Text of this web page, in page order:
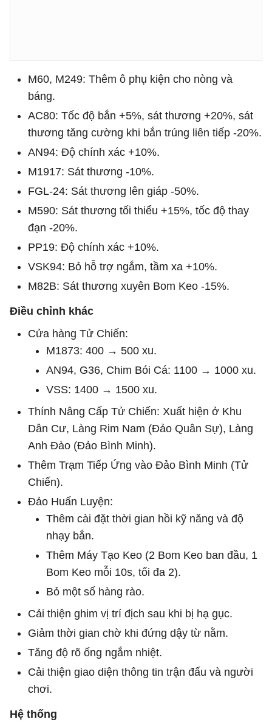
M60, M249: Thêm ô phụ kiện cho nòng và
báng.
AC80: Tốc độ bắn +5%, sát thương +20%, sát
thương tăng cường khi bắn trúng liên tiếp -20%.
AN94: Độ chính xác +10%.
M1917: Sát thương -10%.
FGL-24: Sát thương lên giáp -50%.
M590: Sát thương tối thiểu +15%, tốc độ thay
đạn -20%.
PP19: Độ chính xác +10%.
VSK94: Bỏ hỗ trợ ngắm, tầm xa +10%.
M82B: Sát thương xuyên Bom Keo -15%.
Điều chỉnh khác
Cửa hàng Tử Chiến:
M1873: 400 → 500 xu.
AN94, G36, Chim Bói Cá: 1100 → 1000 xu.
VSS: 1400 → 1500 xu.
Thính Nâng Cấp Tử Chiến: Xuất hiện ở Khu
Dân Cư, Làng Rim Nam (Đảo Quân Sự), Làng
Anh Đào (Đảo Bình Minh).
Thêm Trạm Tiếp Ứng vào Đảo Bình Minh (Tử
Chiến).
Đảo Huấn Luyện:
Thêm cài đặt thời gian hồi kỹ năng và độ
nhạy bắn.
Thêm Máy Tạo Keo (2 Bom Keo ban đầu, 1
Bom Keo mỗi 10s, tối đa 2).
Bỏ một số hàng rào.
Cải thiện ghim vị trí địch sau khi bị hạ gục.
Giảm thời gian chờ khi đứng dậy từ nằm.
Tăng độ rõ ống ngắm nhiệt.
Cải thiện giao diện thông tin trận đấu và người
chơi.
Hệ thống